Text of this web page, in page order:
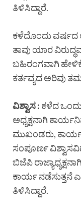
ತಿಳಿಸಿದ್ದಾರೆ.
ಕಳೆದೊಂದು
ತಾವು ಯಾರ
ಬಹಿರಂಗವಾಗಿ ಹೇಳಿಕೆ
ಕರ್ತವ್ಯದ ಅರಿವು
ವಿಶ್ವಾಸ : ಕಳೆದ
ಅಧ್ಯಕ್ಷನಾಗಿ
ಮುಖಂಡರು,
ಸಂಪೂರ್ಣ
ಬಿಜೆಪಿ
ಕಾರ್ಯ ನಡೆಸುತ್ತನೆ
ತಿಳಿಸಿದ್ದಾರೆ.